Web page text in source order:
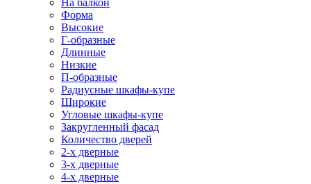
На балкон
Форма
Высокие
Г-образные
Длинные
Низкие
П-образные
Радиусные шкафы-купе
Широкие
Угловые шкафы-купе
Закругленный фасад
Количество дверей
2-х дверные
3-х дверные
4-х дверные